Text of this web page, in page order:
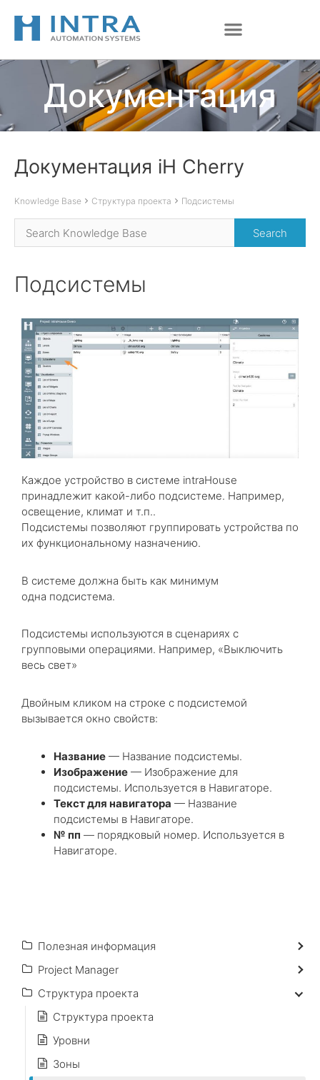
содержимому
Документация
Документация iH Cherry
Knowledge Base Структура проекта Подсистемы
Подсистемы
Каждое устройство в системе intraHouse
принадлежит какой-либо подсистеме. Например,
освещение, климат и т.п..
Подсистемы позволяют группировать устройства по
их функциональному назначению.
В системе должна быть как минимум
одна подсистема.
Подсистемы используются в сценариях с
групповыми операциями. Например, «Выключить
весь свет»
Двойным кликом на строке с подсистемой
вызывается окно свойств:
Название — Название подсистемы.
Изображение — Изображение для
подсистемы. Используется в Навигаторе.
Текст для навигатора — Название
подсистемы в Навигаторе.
№ пп — порядковый номер. Используется в
Навигаторе.
Полезная информация
Project Manager
Структура проекта
Структура проекта
Уровни
Зоны